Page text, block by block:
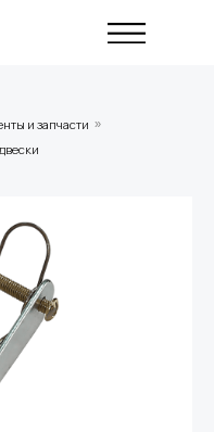
и запчасти »